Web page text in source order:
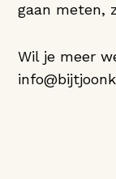
gaan meten,
Wil je meer